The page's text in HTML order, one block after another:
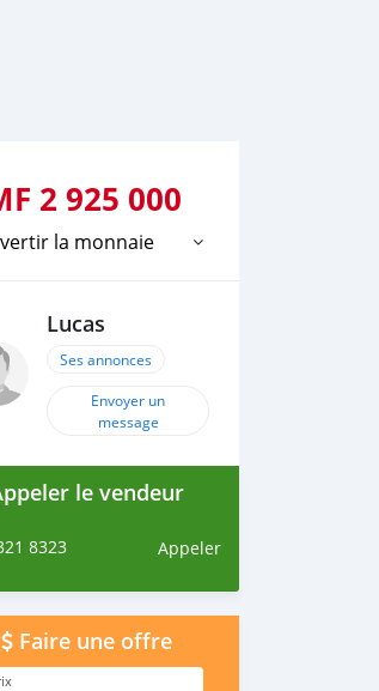
2 925 000
la monnaie
Lucas
Ses annonces
Envoyer un
message
le vendeur
8323 Appeler
Faire une offre